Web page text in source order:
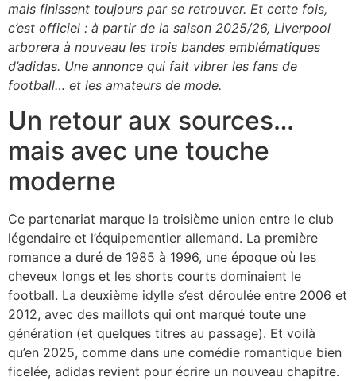
mais finissent toujours par se retrouver. Et cette fois,
c’est officiel : à partir de la saison 2025/26, Liverpool
arborera à nouveau les trois bandes emblématiques
d’adidas. Une annonce qui fait vibrer les fans de
football… et les amateurs de mode.
Un retour aux sources…
mais avec une touche
moderne
Ce partenariat marque la troisième union entre le club
légendaire et l’équipementier allemand. La première
romance a duré de 1985 à 1996, une époque où les
cheveux longs et les shorts courts dominaient le
football. La deuxième idylle s’est déroulée entre 2006 et
2012, avec des maillots qui ont marqué toute une
génération (et quelques titres au passage). Et voilà
qu’en 2025, comme dans une comédie romantique bien
ficelée, adidas revient pour écrire un nouveau chapitre.